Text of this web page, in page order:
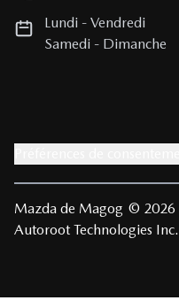
Lundi -Vendredi
Samedi - Dimanche
Mazda de Magog © 2026
Autoroot Technologies Inc.